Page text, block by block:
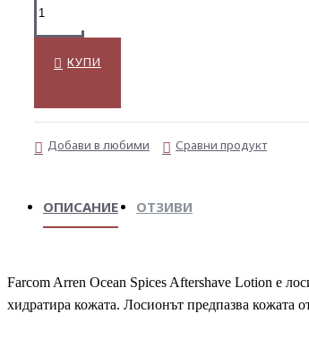
КУПИ
Добави в любими Сравни продукт
ОПИСАНИЕ ОТЗИВИ
Farcom Arren Ocean Spices Aftershave Lotion е
хидратира кожата. Лосионът предпазва кожата